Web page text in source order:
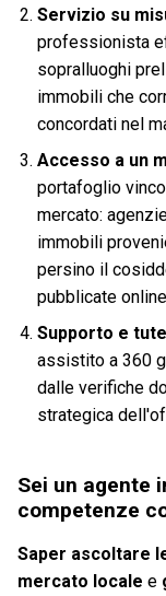
Servizio su
professionista
sopralluoghi
immobili che
concordati nel
Accesso a un
portafoglio
mercato:
immobili
persino il
pubblicate
Supporto e
assistito a 360
dalle verifiche
strategica
Sei un agente
competenze
Saper ascoltare
mercato locale e